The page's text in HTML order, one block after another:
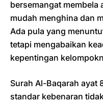
bersemangat membela
mudah menghina dan
Ada pula yang
tetapi mengabaikan
kepentingan
Surah Al-Baqarah ayat
standar kebenaran